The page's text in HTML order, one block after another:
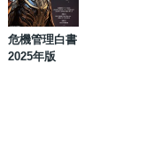
危機管理白書
2025年版